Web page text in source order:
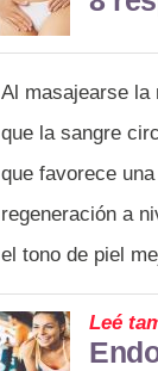
Al masajearse la
que la sangre
que favorece
regeneración a
el tono de piel
Leé